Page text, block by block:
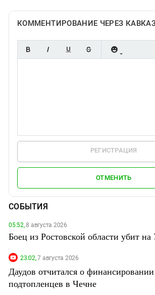
КОММЕНТИРОВАНИЕ ЧЕРЕЗ
РЕГИСТРАЦИЯ
ОТМЕНИТЬ
СОБЫТИЯ
05:52,8 августа 2026
Боец из Ростовской области убит на
23:02,7 августа 2026
Даудов отчитался о
подтопленцев в Чечне